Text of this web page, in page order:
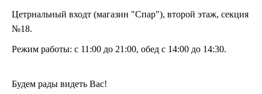
Цетрнальный входт (магазин "Спар"), второй этаж, секция
№18.
Режим работы: с 11:00 до 21:00, обед с 14:00 до 14:30.
Будем рады видеть Вас!